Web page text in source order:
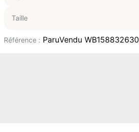
Taille
Référence : ParuVendu WB158832630